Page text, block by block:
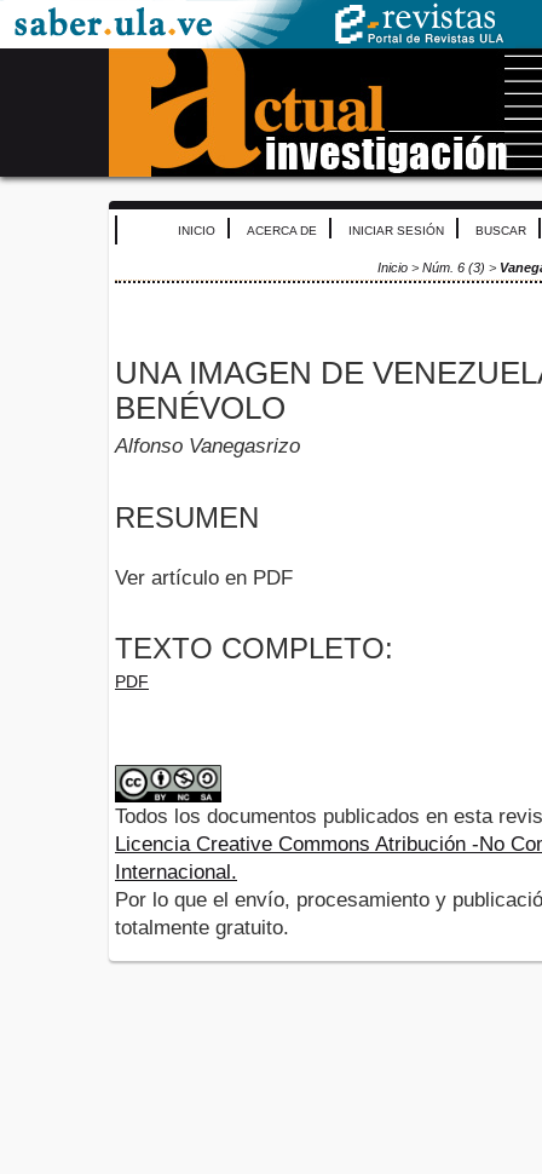
INICIO ACERCA DE INICIAR SESIÓN BUSCAR
Inicio > Núm. 6 (3) >
UNA IMAGEN DE
BENÉVOLO
Alfonso Vanegasrizo
RESUMEN
Ver artículo en PDF
TEXTO COMPLETO:
PDF
Todos los documentos publicados en esta
Licencia Creative Commons Atribución -No
Internacional.
Por lo que el envío, procesamiento y
totalmente gratuito.